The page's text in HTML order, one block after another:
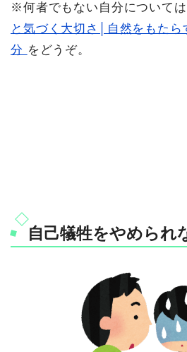
※何者でもない自分については
と気づく大切さ│自然をもたら
分 をどうぞ。
自己犠牲をやめられ